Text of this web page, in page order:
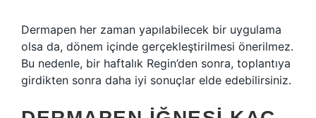
Dermapen her zaman yapılabilecek bir uygulama
olsa da, dönem içinde gerçekleştirilmesi önerilmez.
Bu nedenle, bir haftalık Regin’den sonra, toplantıya
girdikten sonra daha iyi sonuçlar elde edebilirsiniz.